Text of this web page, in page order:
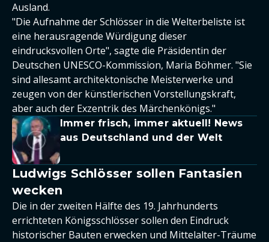
Ausland.
"Die Aufnahme der Schlösser in die Welterbeliste ist
eine herausragende Würdigung dieser
eindrucksvollen Orte", sagte die Präsidentin der
Deutschen UNESCO-Kommission, Maria Böhmer. "Sie
sind allesamt architektonische Meisterwerke und
zeugen von der künstlerischen Vorstellungskraft,
aber auch der Exzentrik des Märchenkönigs."
Immer frisch, immer aktuell! News
aus Deutschland und der Welt
Ludwigs Schlösser sollen Fantasien
wecken
Die in der zweiten Hälfte des 19. Jahrhunderts
errichteten Königsschlösser sollen den Eindruck
historischer Bauten erwecken und Mittelalter-Träume